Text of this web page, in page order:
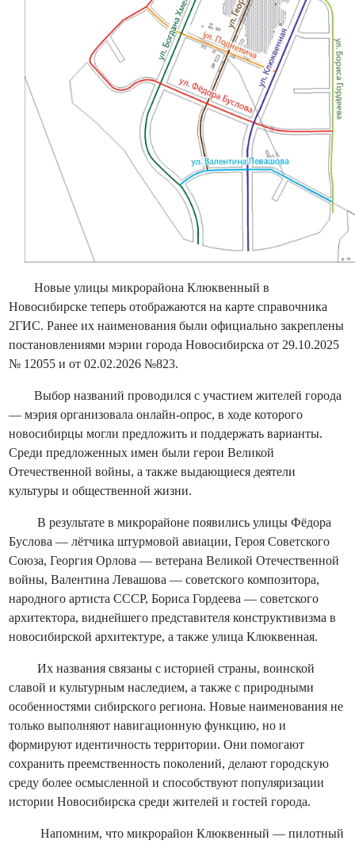
Новые улицы микрорайона Клюквенный в
Новосибирске теперь отображаются на карте справочника
2ГИС. Ранее их наименования были официально закреплены
постановлениями мэрии города Новосибирска от 29.10.2025
№ 12055 и от 02.02.2026 №823.
Выбор названий проводился с участием жителей города
— мэрия организовала онлайн-опрос, в ходе которого
новосибирцы могли предложить и поддержать варианты.
Среди предложенных имен были герои Великой
Отечественной войны, а также выдающиеся деятели
культуры и общественной жизни.
В результате в микрорайоне появились улицы Фёдора
Буслова — лётчика штурмовой авиации, Героя Советского
Союза, Георгия Орлова — ветерана Великой Отечественной
войны, Валентина Левашова — советского композитора,
народного артиста СССР, Бориса Гордеева — советского
архитектора, виднейшего представителя конструктивизма в
новосибирской архитектуре, а также улица Клюквенная.
Их названия связаны с историей страны, воинской
славой и культурным наследием, а также с природными
особенностями сибирского региона. Новые наименования не
только выполняют навигационную функцию, но и
формируют идентичность территории. Они помогают
сохранить преемственность поколений, делают городскую
среду более осмысленной и способствуют популяризации
истории Новосибирска среди жителей и гостей города.
Напомним, что микрорайон Клюквенный — пилотный